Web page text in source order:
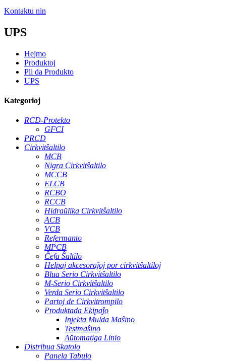
Kontaktu nin
UPS
Hejmo
Produktoj
Pli da Produkto
UPS
Kategorioj
RCD-Protekto
GFCI
PRCD
Cirkvitŝaltilo
MCB
Nigra Cirkvitŝaltilo
MCCB
ELCB
RCBO
RCCB
Hidraŭlika Cirkvitŝaltilo
ACB
VCB
Refermanto
MPCB
Ĉefa Ŝaltilo
Helpaj akcesoraĵoj por cirkvitŝaltiloj
Blua Serio Cirkvitŝaltilo
M-Serio Cirkvitŝaltilo
Verda Serio Cirkvitŝaltilo
Partoj de Cirkvitrompilo
Produktada Ekipaĵo
Injekta Mulda Maŝino
Testmaŝino
Aŭtomatiga Linio
Distribua Skatolo
Panela Tabulo